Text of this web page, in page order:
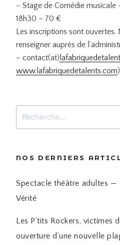
– Stage de Comédie musicale
18h30 – 70 €
Les inscriptions sont ouvertes.
renseigner auprès de
– contact(at)
www.lafabriquedetalents.com)
NOS DERNIERS
Spectacle théâtre adultes —
Vérité
Les P’tits Rockers, victimes
ouverture d’une nouvelle